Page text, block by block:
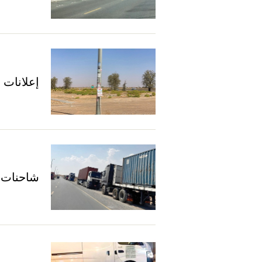
شاحنات